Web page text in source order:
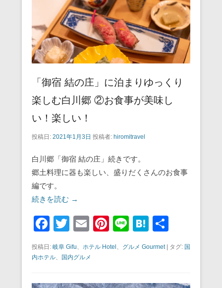
「御宿 結の庄」に泊まりゆっくり
楽しむ白川郷 ②お食事が美味し
い！楽しい！
投稿日: 2021年1月3日 投稿者: hiromitravel
白川郷「御宿 結の庄」続きです。
郷土料理に器も楽しい、盛りだくさんのお食事
編です。
続きを読む →
F
a
c
T
tt
E
ail
Pi
er
Li
e
H
投稿日: 岐阜 Gifu、 ホテル Hotel 、 グルメ Gourmet| タグ: 国
内ホテル、 国内グルメ